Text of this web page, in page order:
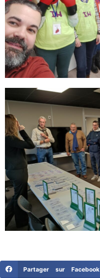
Partager sur Facebook